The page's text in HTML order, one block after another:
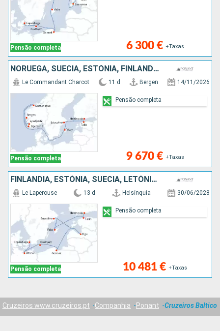
Pensão completa 6 300 € +Taxas
NORUEGA, SUÉCIA, ESTÓNIA, FINLÂNDIA
Pensão completa
Le Commandant Charcot 11 d Bergen 14/11/2026
9 670 € +Taxas
Pensão completa
FINLÂNDIA, ESTÓNIA, SUÉCIA, LETÓNIA, POLÓNIA, ALEMANHA, DINAMARCA
Pensão completa
Le Laperouse 13 d Helsínquia 30/06/2028
10 481 € +Taxas
Pensão completa
Cruzeiros www.cruzeiros.pt Companhia Ponant Cruzeiros Baltico